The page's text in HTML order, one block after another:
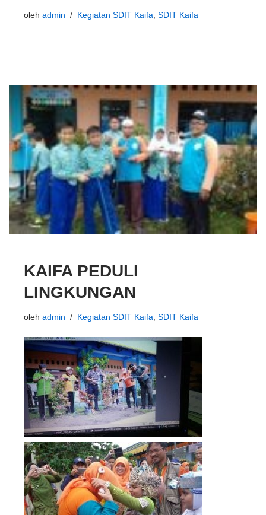
oleh admin Kegiatan SDIT Kaifa SDIT Kaifa
KAIFA PEDULI
LINGKUNGAN
oleh admin Kegiatan SDIT Kaifa, SDIT Kaifa